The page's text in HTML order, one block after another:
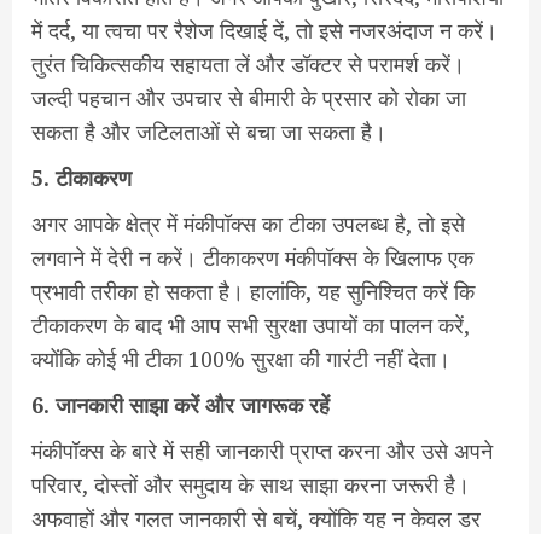
में दर्द, या त्वचा पर रैशेज दिखाई दें, तो इसे नजरअंदाज न करें।
तुरंत चिकित्सकीय सहायता लें और डॉक्टर से परामर्श करें।
जल्दी पहचान और उपचार से बीमारी के प्रसार को रोका जा
सकता है और जटिलताओं से बचा जा सकता है।
5. टीकाकरण
अगर आपके क्षेत्र में मंकीपॉक्स का टीका उपलब्ध है, तो इसे
लगवाने में देरी न करें। टीकाकरण मंकीपॉक्स के खिलाफ एक
प्रभावी तरीका हो सकता है। हालांकि, यह सुनिश्चित करें कि
टीकाकरण के बाद भी आप सभी सुरक्षा उपायों का पालन करें,
क्योंकि कोई भी टीका 100% सुरक्षा की गारंटी नहीं देता।
6. जानकारी साझा करें और जागरूक रहें
मंकीपॉक्स के बारे में सही जानकारी प्राप्त करना और उसे अपने
परिवार, दोस्तों और समुदाय के साथ साझा करना जरूरी है।
अफवाहों और गलत जानकारी से बचें, क्योंकि यह न केवल डर